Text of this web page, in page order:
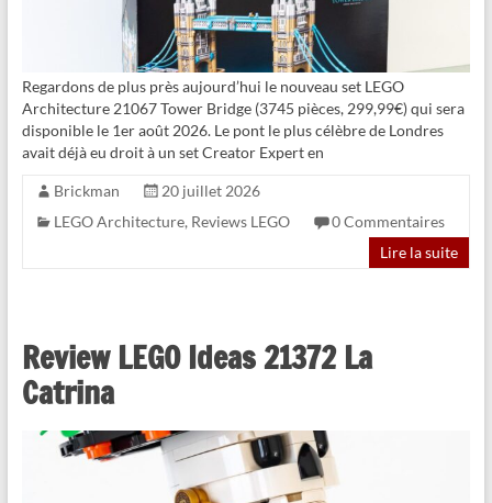
Regardons de plus près aujourd’hui le nouveau set LEGO
Architecture 21067 Tower Bridge (3745 pièces, 299,99€) qui sera
disponible le 1er août 2026. Le pont le plus célèbre de Londres
avait déjà eu droit à un set Creator Expert en
Brickman
20 juillet 2026
LEGO Architecture, Reviews LEGO
0 Commentaires
Lire la suite
Review LEGO Ideas 21372 La
Catrina